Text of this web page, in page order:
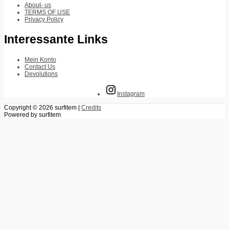
About- us
TERMS OF USE
Privacy Policy
Interessante Links
Mein Konto
Contact Us
Devolutions
Instagram
Copyright © 2026 surfitem | Credits
Powered by surfitem